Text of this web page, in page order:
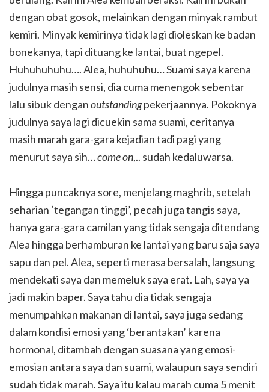
dengan obat gosok, melainkan dengan minyak rambut
kemiri. Minyak kemirinya tidak lagi dioleskan ke badan
bonekanya, tapi dituang ke lantai, buat ngepel.
Huhuhuhuhu…. Alea, huhuhuhu… Suami saya karena
judulnya masih sensi, dia cuma menengok sebentar
lalu sibuk denganoutstandingpekerjaannya. Pokoknya
judulnya saya lagi dicuekin sama suami, ceritanya
masih marah gara-gara kejadian tadi pagi yang
menurut saya sih…come on,.. sudah kedaluwarsa.
Hingga puncaknya sore, menjelang maghrib, setelah
seharian ‘tegangan tinggi’, pecah juga tangis saya,
hanya gara-gara camilan yang tidak sengaja ditendang
Alea hingga berhamburan ke lantai yang baru saja saya
sapu dan pel. Alea, seperti merasa bersalah, langsung
mendekati saya dan memeluk saya erat. Lah, saya ya
jadi makin baper. Saya tahu dia tidak sengaja
menumpahkan makanan di lantai, saya juga sedang
dalam kondisi emosi yang ‘berantakan’ karena
hormonal, ditambah dengan suasana yang emosi-
emosian antara saya dan suami, walaupun saya sendiri
sudah tidak marah. Saya itu kalau marah cuma 5 menit